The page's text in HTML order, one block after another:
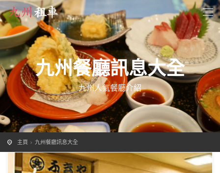
九州餐廳訊息大全
九州人氣餐廳介紹
主頁 九州餐廳訊息大全